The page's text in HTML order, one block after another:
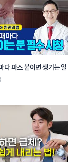
다 파스 붙이면 생기는 일